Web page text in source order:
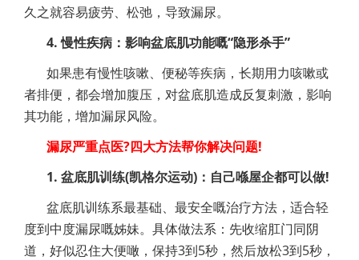
久之就容易疲劳、松弛，导致漏尿。
4. 慢性疾病：影响盆底肌功能嘅“隐形杀手”
如果患有慢性咳嗽、便秘等疾病，长期用力咳嗽或
者排便，都会增加腹压，对盆底肌造成反复刺激，影响
其功能，增加漏尿风险。
漏尿严重点医?四大方法帮你解决问题!
1. 盆底肌训练(凯格尔运动)：自己喺屋企都可以做!
盆底肌训练系最基础、最安全嘅治疗方法，适合轻
度到中度漏尿嘅姊妹。具体做法系：先收缩肛门同阴
道，好似忍住大便噉，保持3到5秒，然后放松3到5秒，